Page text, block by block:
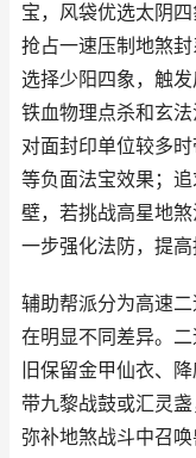
宝，风袋优选太阴
抢占一速压制地煞
选择少阳四象，触
铁血物理点杀和玄法
对面封印单位较多
等负面法宝效果；
壁，若挑战高星地
一步强化法防，提高
辅助帮派分为高速
在明显不同差异。
旧保留金甲仙衣、
带九黎战鼓或汇灵盏
弥补地煞战斗中召